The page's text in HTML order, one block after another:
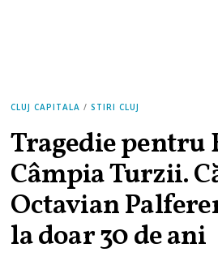
CLUJ CAPITALA / STIRI CLUJ
Tragedie pentru
Câmpia Turzii.
Octavian
la doar 30 de ani